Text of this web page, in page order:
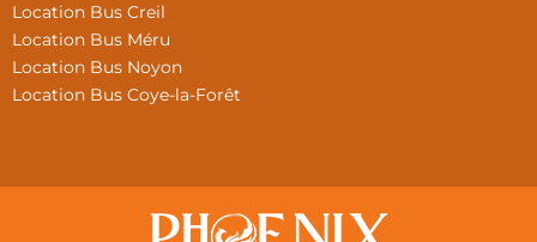
Location Bus Creil
Location Bus Méru
Location Bus Noyon
Location Bus Coye-la-Forêt